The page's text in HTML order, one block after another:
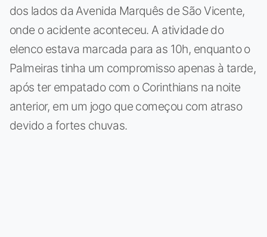
dos lados da Avenida Marquês de São Vicente,
onde o acidente aconteceu. A atividade do
elenco estava marcada para as 10h, enquanto o
Palmeiras tinha um compromisso apenas à tarde,
após ter empatado com o Corinthians na noite
anterior, em um jogo que começou com atraso
devido a fortes chuvas.